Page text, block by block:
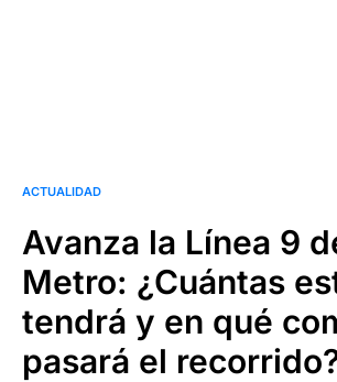
ACTUALIDAD
Avanza la Línea 9
Metro: ¿Cuántas
tendrá y en qué
pasará el